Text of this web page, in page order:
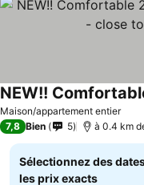
Maison/appartement entier
7,8 Bien 5 à 0.4 km
Sélectionnez des
les prix exacts